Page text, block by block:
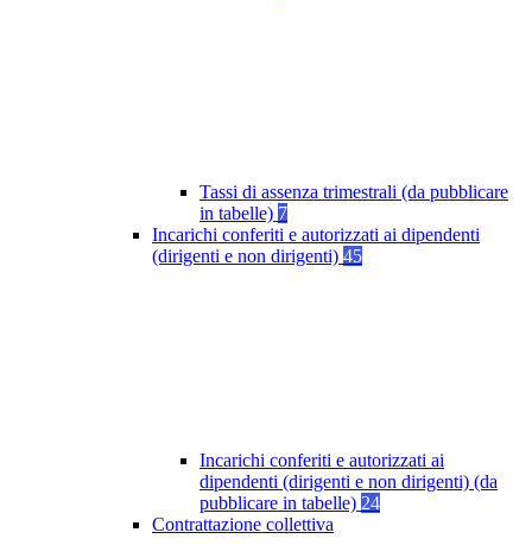
Tassi di assenza trimestrali (da pubblicare
in tabelle) 7
Incarichi conferiti e autorizzati ai dipendenti
(dirigenti e non dirigenti) 45
Incarichi conferiti e autorizzati ai
dipendenti (dirigenti e non dirigenti) (da
pubblicare in tabelle) 24
Contrattazione collettiva